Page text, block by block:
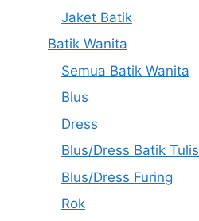
Jaket Batik
Batik Wanita
Semua Batik Wanita
Blus
Dress
Blus/Dress Batik Tulis
Blus/Dress Furing
Rok